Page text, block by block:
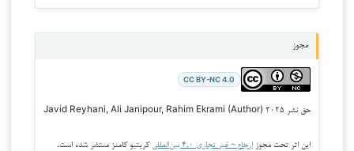
مجوز
CC BY-NC 4.0
حق نشر ۲۰۲۵ Javid Reyhani, Ali Janipour, Rahim Ekrami (Author)
این اثر تحت مجوز ارجاع - غیر تجاری ۴.۰ بین‌المللی کریتیو کامنز منتشر شده است.